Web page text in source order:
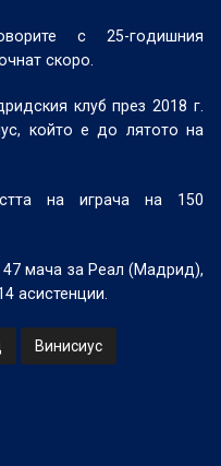
с 25-годишния
скоро.
клуб през 2018 г.
който е до лятото на
на играча на 150
47 мача за Реал (Мадрид),
асистенции.
Винисиус